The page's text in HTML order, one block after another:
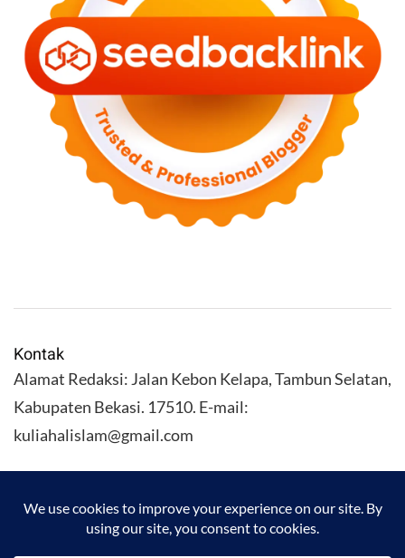
Kontak
Alamat Redaksi: Jalan Kebon Kelapa, Tambun Selatan,
Kabupaten Bekasi. 17510. E-mail:
kuliahalislam@gmail.com